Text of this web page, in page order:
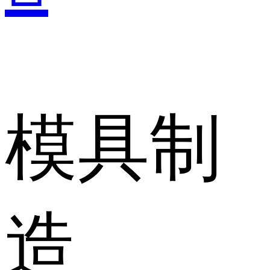
模具制
造